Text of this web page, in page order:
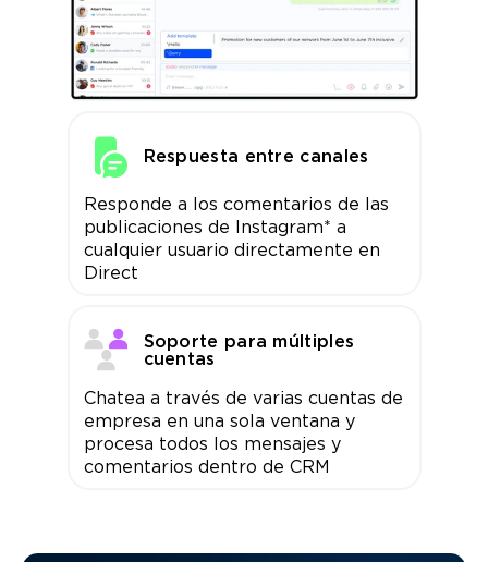
Respuesta entre canales
Responde a los comentarios de las
publicaciones de Instagram* a
cualquier usuario directamente en
Direct
Soporte para múltiples
cuentas
Chatea a través de varias cuentas de
empresa en una sola ventana y
procesa todos los mensajes y
comentarios dentro de CRM